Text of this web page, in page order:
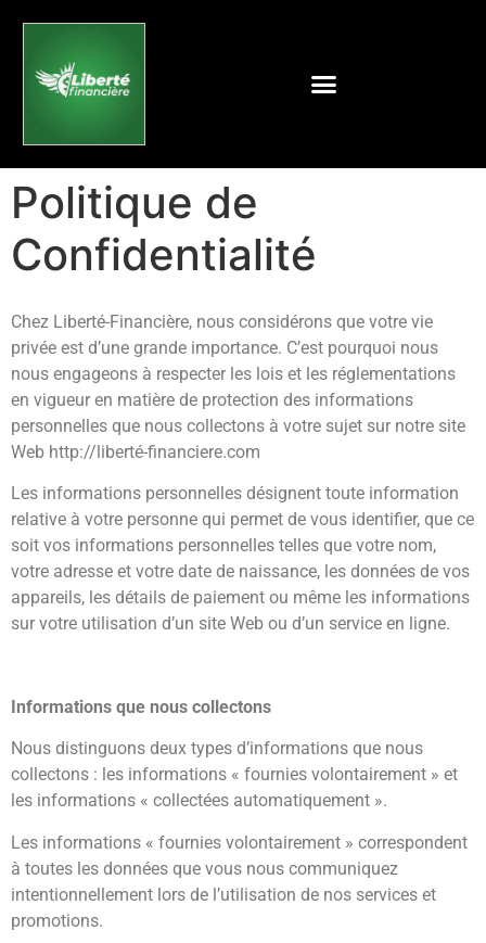
Politique de
Confidentialité
Chez Liberté-Financière, nous considérons que votre vie
privée est d’une grande importance. C’est pourquoi nous
nous engageons à respecter les lois et les réglementations
en vigueur en matière de protection des informations
personnelles que nous collectons à votre sujet sur notre site
Web http://liberté-financiere.com
Les informations personnelles désignent toute information
relative à votre personne qui permet de vous identifier, que ce
soit vos informations personnelles telles que votre nom,
votre adresse et votre date de naissance, les données de vos
appareils, les détails de paiement ou même les informations
sur votre utilisation d’un site Web ou d’un service en ligne.
Informations que nous collectons
Nous distinguons deux types d’informations que nous
collectons : les informations « fournies volontairement » et
les informations « collectées automatiquement ».
Les informations « fournies volontairement » correspondent
à toutes les données que vous nous communiquez
intentionnellement lors de l’utilisation de nos services et
promotions.